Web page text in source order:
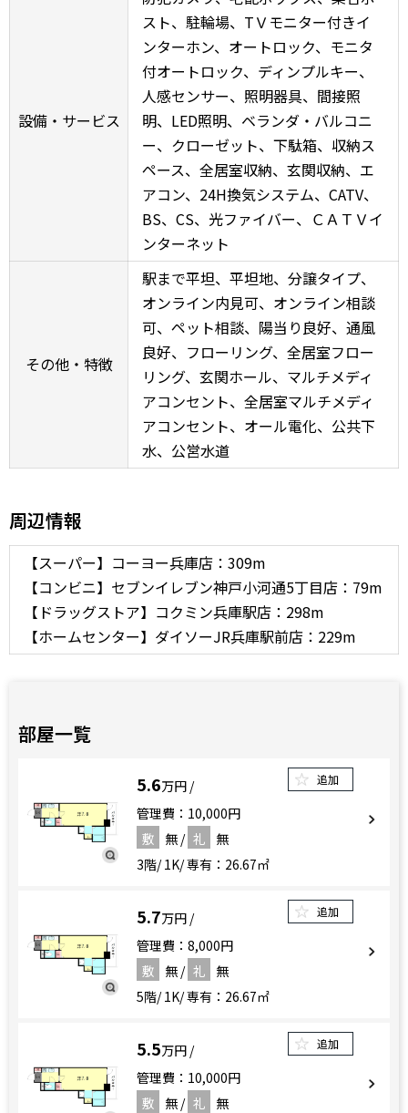
設備・サービス
スト、駐輪場、TＶモニター付きイ
ンターホン、オートロック、モニタ
付オートロック、ディンプルキー、
人感センサー、照明器具、間接照
明、LED照明、ベランダ・バルコニ
ー、クローゼット、下駄箱、収納ス
ペース、全居室収納、玄関収納、エ
アコン、24H換気システム、CATV、
BS、CS、光ファイバー、ＣＡＴＶイ
ンターネット
その他・特徴
駅まで平坦、平坦地、分譲タイプ、
オンライン内見可、オンライン相談
可、ペット相談、陽当り良好、通風
良好、フローリング、全居室フロー
リング、玄関ホール、マルチメディ
アコンセント、全居室マルチメディ
アコンセント、オール電化、公共下
水、公営水道
周辺情報
【スーパー】コーヨー兵庫店：309m
【コンビニ】セブンイレブン神戸小河通5丁目店：79m
【ドラッグストア】コクミン兵庫駅店：298m
【ホームセンター】ダイソーJR兵庫駅前店：229m
部屋一覧
5.6万円
管理費：10,000円
敷
無 礼
無
3階 1K 専有：26.67㎡
追加
5.7万円
管理費：8,000円
敷
無 礼
無
5階 1K 専有：26.67㎡
追加
5.5万円
管理費：10,000円
敷
無 礼
無
追加